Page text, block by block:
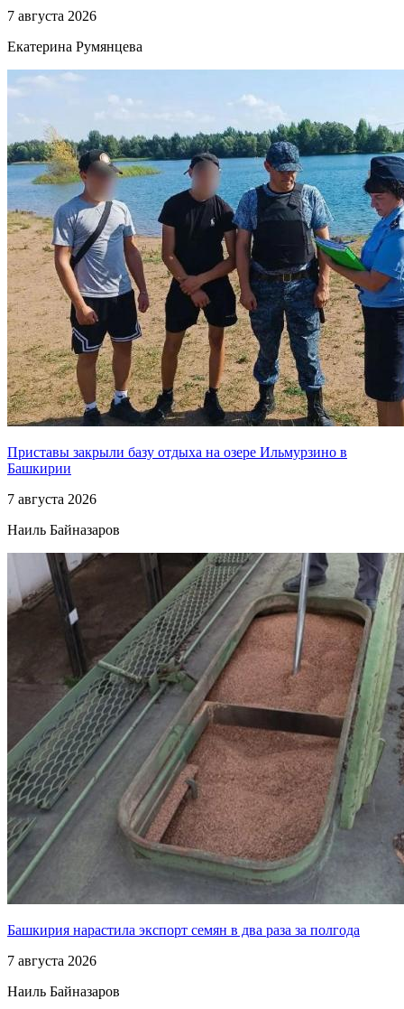
7 августа 2026
Екатерина Румянцева
Приставы закрыли базу отдыха на озере Ильмурзино в
Башкирии
7 августа 2026
Наиль Байназаров
Башкирия нарастила экспорт семян в два раза за полгода
7 августа 2026
Наиль Байназаров